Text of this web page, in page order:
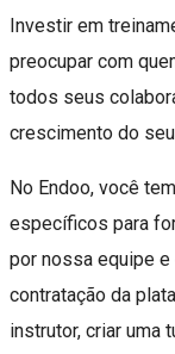
Investir em
preocupar com
todos seus
crescimento do
No Endoo, você
específicos para
por nossa equipe
contratação da
instrutor, criar uma